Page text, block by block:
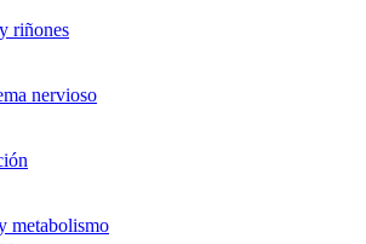
riñones
nervioso
metabolismo